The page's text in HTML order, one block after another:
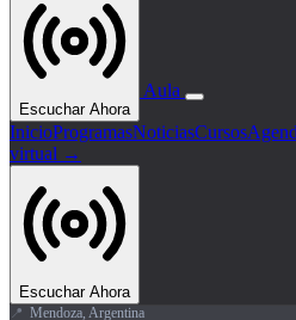
Escuchar Ahora
Aula
InicioProgramasNoticiasCursos
virtual →
Escuchar Ahora
📍 Mendoza, Argentina